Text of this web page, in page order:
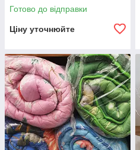
Готово до відправки
Ціну уточнюйте